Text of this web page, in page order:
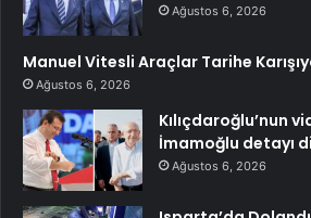
Ağustos 6, 2026
Manuel Vitesli Araçlar Tarihe
Ağustos 6, 2026
Kılıçdaroğlu’nun
İmamoğlu detayı
Ağustos 6, 2026